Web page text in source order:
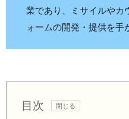
業であり、ミサイルやカ
ォームの開発・提供を手
目次